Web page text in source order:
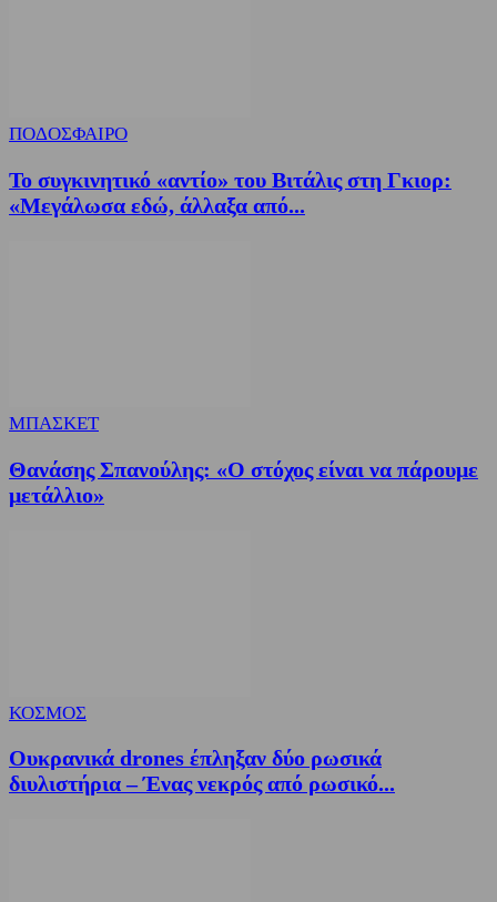
ΠΟΔΟΣΦΑΙΡΟ
Το συγκινητικό «αντίο» του Βιτάλις στη Γκιορ:
«Μεγάλωσα εδώ, άλλαξα από...
ΜΠΑΣΚΕΤ
Θανάσης Σπανούλης: «Ο στόχος είναι να πάρουμε
μετάλλιο»
ΚΟΣΜΟΣ
Ουκρανικά drones έπληξαν δύο ρωσικά
διυλιστήρια – Ένας νεκρός από ρωσικό...